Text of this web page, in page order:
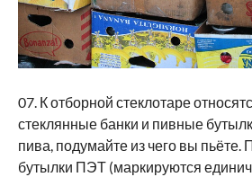
07. К отборной стеклотаре
стеклянные банки и пивные
пива, подумайте из чего вы пьёте.
бутылки ПЭТ (маркируются